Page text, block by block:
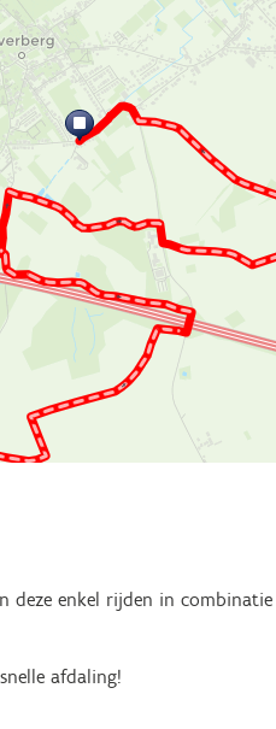
deze enkel rijden in combinatie
afdaling!